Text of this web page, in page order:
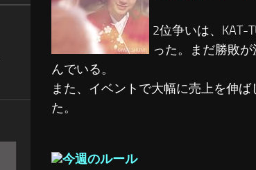
2位争いは、KAT-
った。まだ勝敗
んでいる。
また、イベントで大幅に売上を伸
た。
今週のルール